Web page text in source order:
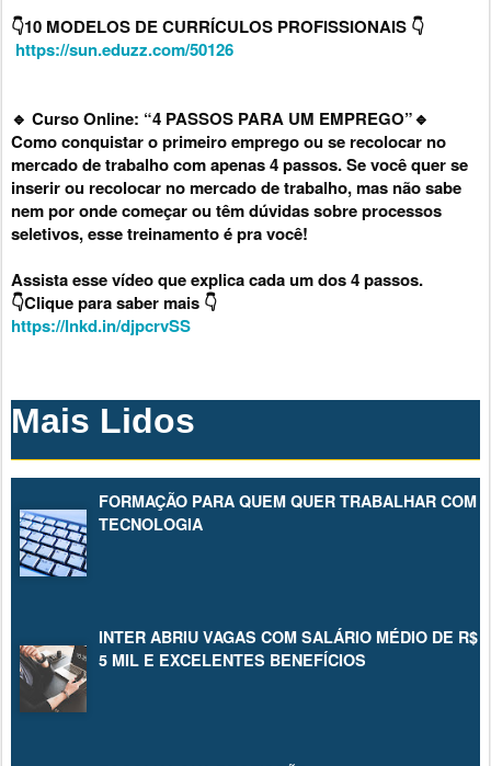
👇10 MODELOS DE CURRÍCULOS PROFISSIONAIS 👇
https://sun.eduzz.com/50126
🔹 Curso Online: “4 PASSOS PARA UM EMPREGO”🔹
Como conquistar o primeiro emprego ou se recolocar no
mercado de trabalho com apenas 4 passos. Se você quer se
inserir ou recolocar no mercado de trabalho, mas não sabe
nem por onde começar ou têm dúvidas sobre processos
seletivos, esse treinamento é pra você!
Assista esse vídeo que explica cada um dos 4 passos.
https://lnkd.in/djpcrvSS
Mais Lidos
FORMAÇÃO PARA QUEM QUER TRABALHAR COM
TECNOLOGIA
INTER ABRIU VAGAS COM SALÁRIO MÉDIO DE R$
5 MIL E EXCELENTES BENEFÍCIOS